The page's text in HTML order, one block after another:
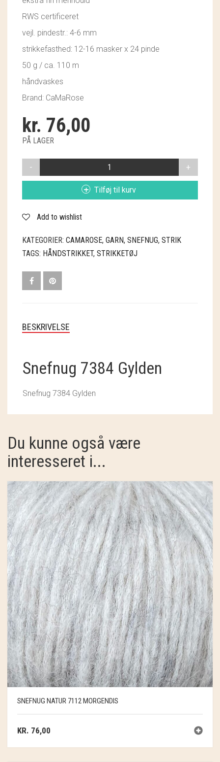
GRY & SIF
HARTGUT
IB LAURSEN
IBU JEWELS
KOUSTRUP & CO.
LÆSØ ULDSTUE
MADAM GRÆSKAR
SÆBEVÆRKSTEDET
THY FRAGMENTER
ANDRE BRANDS
RWS certificeret
vejl. pindestr.: 4-6 mm
strikkefasthed: 12-16 masker x 24 pinde
50 g / ca. 110 m
håndvaskes
Brand: CaMaRose
kr. 76,00
PÅ LAGER
7384
Tilføj til kurv
Add to wishlist
KATEGORIER: CAMAROSE, GARN, SNEFNUG, STRIK
TAGS: HÅNDSTRIKKET, STRIKKETØJ
BESKRIVELSE
Snefnug 7384 Gylden
Snefnug 7384 Gylden
Du kunne også være
interesseret i...
SNEFNUG NATUR 7112 MORGENDIS
KR. 76,00